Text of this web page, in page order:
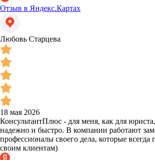
Отзыв в Яндекс.Картах
Любовь Старцева
18 мая 2026
КонсультантПлюс - для меня, как для
надежно и быстро. В компании работают
профессионалы своего дела, которые всегда
своим клиентам)